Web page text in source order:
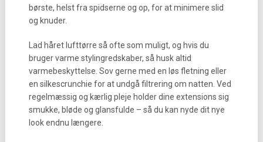
børste, helst fra spidserne og op, for at minimere slid
og knuder.
Lad håret lufttørre så ofte som muligt, og hvis du
bruger varme stylingredskaber, så husk altid
varmebeskyttelse. Sov gerne med en løs fletning eller
en silkescrunchie for at undgå filtrering om natten. Ved
regelmæssig og kærlig pleje holder dine extensions sig
smukke, bløde og glansfulde – så du kan nyde dit nye
look endnu længere.